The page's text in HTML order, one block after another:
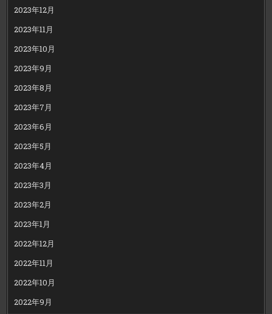
2023年12月
2023年11月
2023年10月
2023年9月
2023年8月
2023年7月
2023年6月
2023年5月
2023年4月
2023年3月
2023年2月
2023年1月
2022年12月
2022年11月
2022年10月
2022年9月